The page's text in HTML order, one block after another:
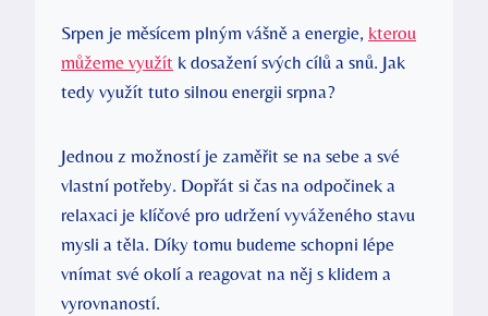
Srpen je měsícem plným vášně a energie, kterou
můžeme využít k dosažení svých cílů a snů. Jak
tedy využít tuto silnou energii srpna?
Jednou z možností je zaměřit se na sebe a své
vlastní potřeby. Dopřát si čas na odpočinek a
relaxaci je klíčové pro udržení vyváženého stavu
mysli a těla. Díky tomu budeme schopni lépe
vnímat své okolí a reagovat na něj s klidem a
vyrovnaností.